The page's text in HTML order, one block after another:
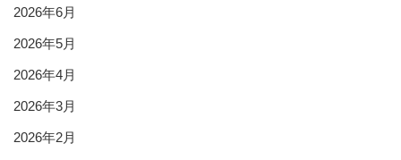
2026年6月
2026年5月
2026年4月
2026年3月
2026年2月